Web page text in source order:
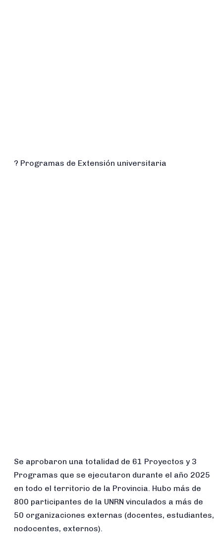
? Programas de Extensión universitaria
Se aprobaron una totalidad de 61 Proyectos y 3
Programas que se ejecutaron durante el año 2025
en todo el territorio de la Provincia. Hubo más de
800 participantes de la UNRN vinculados a más de
50 organizaciones externas (docentes, estudiantes,
nodocentes, externos).